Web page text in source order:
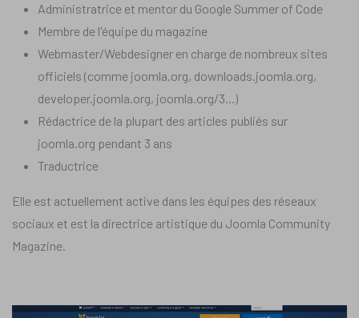
Administratrice et mentor du Google Summer of Code
Membre de l'équipe du magazine
Webmaster/Webdesigner en charge de nombreux sites
officiels (comme joomla.org, downloads.joomla.org,
developer.joomla.org, joomla.org/3...)
Rédactrice de la plupart des articles publiés sur
joomla.org pendant 3 ans
Traductrice
Elle est actuellement active dans les équipes des réseaux
sociaux et est la directrice artistique du Joomla Community
Magazine.